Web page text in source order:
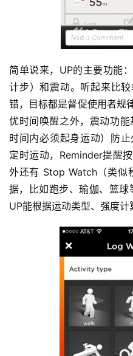
简单说来，UP的主要功能
计步）和震动。听起来比
错，目标都是督促使用者规
优时间唤醒之外，震动功
时间内必须起身运动）防
定时运动，Reminder提醒
外还有 Stop Watch（类似
据，比如跑步、瑜伽、篮球
UP能根据运动类型、强度计